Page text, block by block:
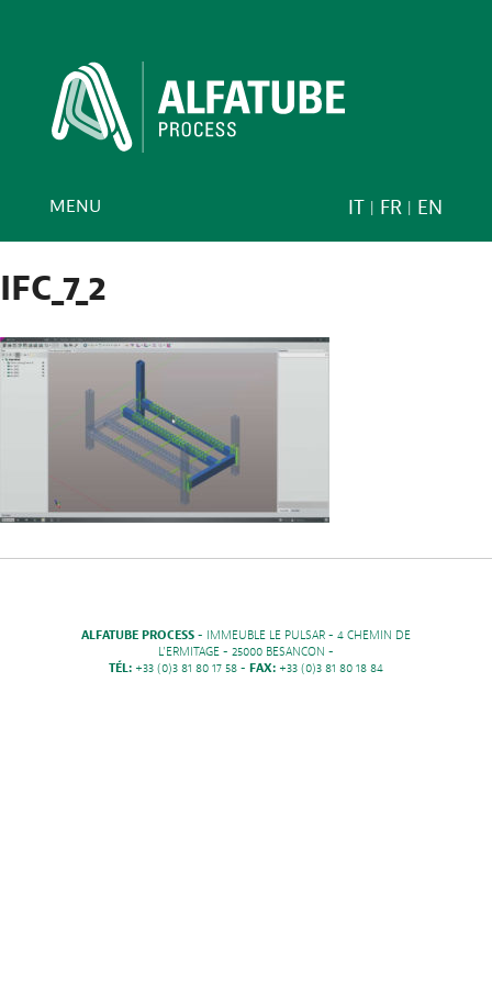
IT FR EN
MENU
IFC_7_2
ALFATUBE PROCESS - IMMEUBLE LE PULSAR - 4 CHEMIN DE
L'ERMITAGE - 25000 BESANCON -
TÉL: +33 (0)3 81 80 17 58 - FAX: +33 (0)3 81 80 18 84